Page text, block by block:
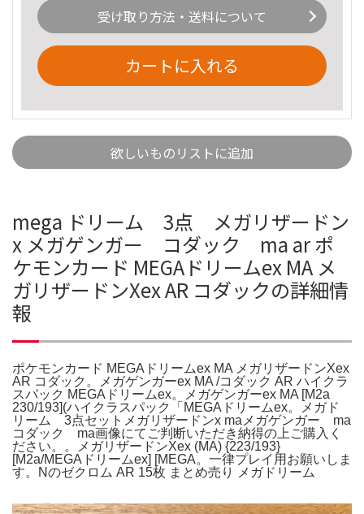
受け取り方法・送料について
カートに入れる
欲しいものリストに追加
mega ドリーム 3点 メガリザードン
x メガゲンガー コダック ma ar ポ
ケモンカード MEGAドリームex MA メ
ガリザードンXex AR コダックの詳細情
報
ポケモンカード MEGAドリームex MA メガリザードンXex
AR コダック。メガゲンガーex MA /コダック AR ハイクラ
スパック MEGAドリームex。メガゲンガーex MA [M2a
230/193](ハイクラスパック「MEGAドリームex。メガド
リーム 3点セットメガリザードンx maメガゲンガー ma
コダック ma画像にてご判断いただき納得の上ご購入く
ださい。。メガリザードンXex (MA) {223/193}
[M2a/MEGAドリームex] [MEGA。一律プレイ用お願いしま
す。Nのゼクロム AR 15枚 まとめ売り メガドリーム